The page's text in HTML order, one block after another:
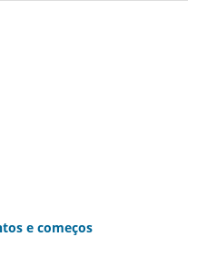
e começos